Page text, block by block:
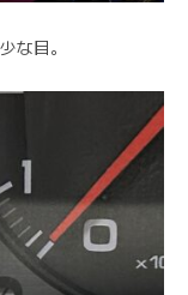
な目。